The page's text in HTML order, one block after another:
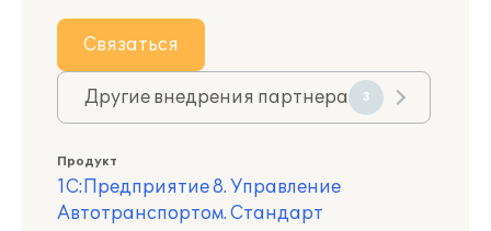
Связаться
Другие внедрения партнера 3
Продукт
1С:Предприятие 8. Управление
Автотранспортом. Стандарт